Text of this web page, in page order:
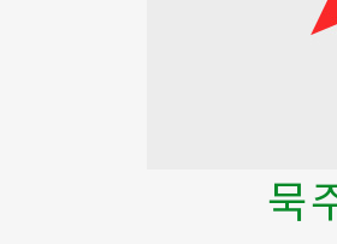
묵
특
직
성
묵